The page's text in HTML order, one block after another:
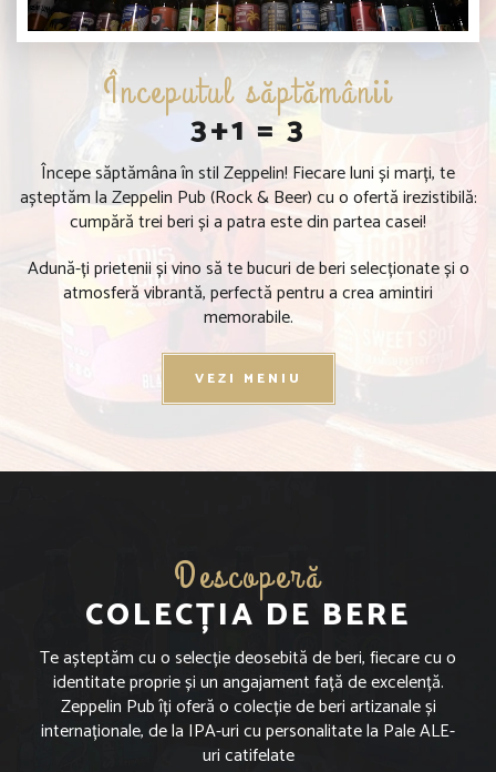
Începutul săptămânii
3+1 = 3
Începe săptămâna în stil Zeppelin! Fiecare luni și marți, te
așteptăm la Zeppelin Pub (Rock & Beer) cu o ofertă irezistibilă:
cumpără trei beri și a patra este din partea casei!
Adună-ți prietenii și vino să te bucuri de beri selecționate și o
atmosferă vibrantă, perfectă pentru a crea amintiri
memorabile.
VEZI MENIU
Descoperă
COLECȚIA DE BERE
Te așteptăm cu o selecție deosebită de beri, fiecare cu o
identitate proprie și un angajament față de excelență.
Zeppelin Pub îți oferă o colecție de beri artizanale și
internaționale, de la IPA-uri cu personalitate la Pale ALE-
uri catifelate